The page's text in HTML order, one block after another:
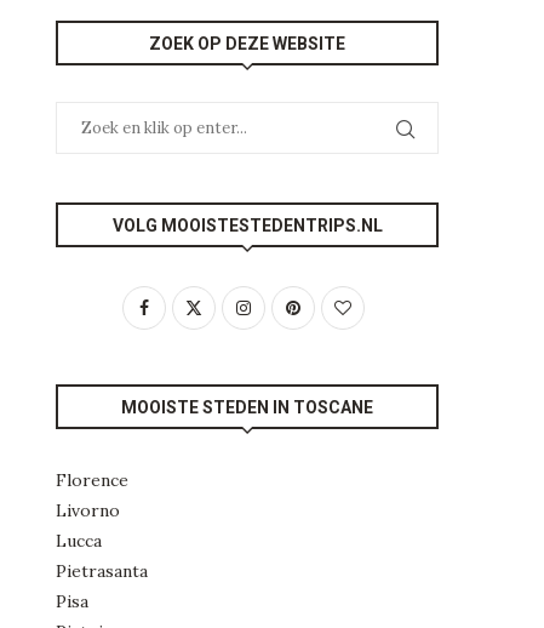
ZOEK OP DEZE WEBSITE
VOLG MOOISTESTEDENTRIPS.NL
MOOISTE STEDEN IN TOSCANE
Florence
Livorno
Lucca
Pietrasanta
Pisa